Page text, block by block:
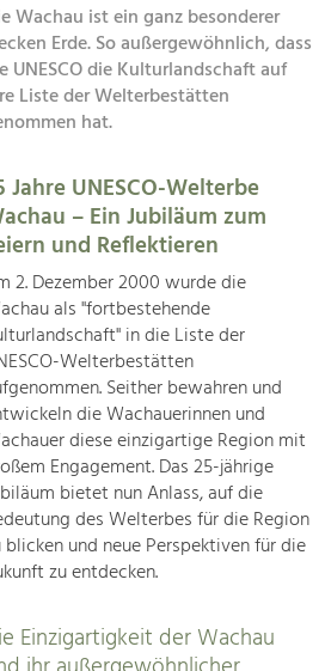
for the Cultural
Positioning
Education
Transport and
Added.
Wachau ist ein ganz besonderer
Erde. So außergewöhnlich, dass
UNESCO die Kulturlandschaft auf
Liste der Welterbestätten
hat.
Jahre UNESCO-Welterbe
– Ein Jubiläum zum
und Reflektieren
2. Dezember 2000 wurde die
als "fortbestehende
in die Liste der
Welterbestätten
Seither bewahren und
die Wachauerinnen und
diese einzigartige Region mit
Engagement. Das 25-jährige
bietet nun Anlass, auf die
des Welterbes für die Region
blicken und neue Perspektiven für die
zu entdecken.
Einzigartigkeit der Wachau